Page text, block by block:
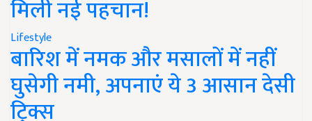
मिली नई पहचान!
Lifestyle
बारिश में नमक और मसालों में नहीं
घुसेगी नमी, अपनाएं ये 3 आसान देसी
ट्रिक्स